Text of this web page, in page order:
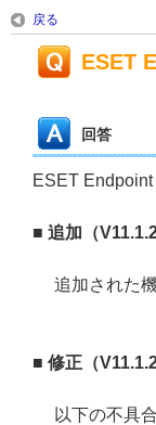
戻る
ESET
回答
ESET
■ 追加（
追加された
■ 修正（
以下の不具